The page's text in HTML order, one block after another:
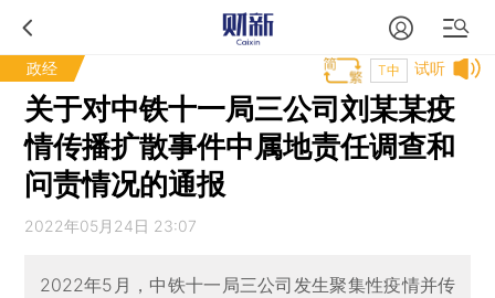
政经 试听
T中
关于对中铁十一局三公司刘某某疫
情传播扩散事件中属地责任调查和
问责情况的通报
2022年05月24日 23:07
2022年5月，中铁十一局三公司发生聚集性疫情并传